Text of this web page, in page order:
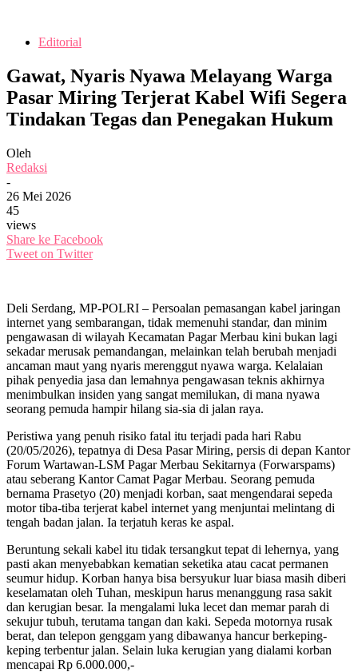
Editorial
Gawat, Nyaris Nyawa Melayang Warga
Pasar Miring Terjerat Kabel Wifi Segera
Tindakan Tegas dan Penegakan Hukum
Oleh
Redaksi
-
26 Mei 2026
45
views
Share ke Facebook
Tweet on Twitter
Deli Serdang, MP-POLRI – Persoalan pemasangan kabel jaringan
internet yang sembarangan, tidak memenuhi standar, dan minim
pengawasan di wilayah Kecamatan Pagar Merbau kini bukan lagi
sekadar merusak pemandangan, melainkan telah berubah menjadi
ancaman maut yang nyaris merenggut nyawa warga. Kelalaian
pihak penyedia jasa dan lemahnya pengawasan teknis akhirnya
menimbulkan insiden yang sangat memilukan, di mana nyawa
seorang pemuda hampir hilang sia-sia di jalan raya.
Peristiwa yang penuh risiko fatal itu terjadi pada hari Rabu
(20/05/2026), tepatnya di Desa Pasar Miring, persis di depan Kantor
Forum Wartawan-LSM Pagar Merbau Sekitarnya (Forwarspams)
atau seberang Kantor Camat Pagar Merbau. Seorang pemuda
bernama Prasetyo (20) menjadi korban, saat mengendarai sepeda
motor tiba-tiba terjerat kabel internet yang menjuntai melintang di
tengah badan jalan. Ia terjatuh keras ke aspal.
Beruntung sekali kabel itu tidak tersangkut tepat di lehernya, yang
pasti akan menyebabkan kematian seketika atau cacat permanen
seumur hidup. Korban hanya bisa bersyukur luar biasa masih diberi
keselamatan oleh Tuhan, meskipun harus menanggung rasa sakit
dan kerugian besar. Ia mengalami luka lecet dan memar parah di
sekujur tubuh, terutama tangan dan kaki. Sepeda motornya rusak
berat, dan telepon genggam yang dibawanya hancur berkeping-
keping terbentur jalan. Selain luka kerugian yang dialami korban
mencapai Rp 6.000.000,-